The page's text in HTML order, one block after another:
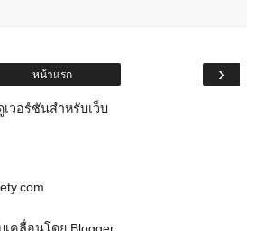
›
หน้าแรก
เวอร์ชันสำหรับเว็บ
เคลื่อนโดย Blogger.